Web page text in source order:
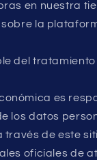
en nuestra
la
del
es
los datos
través de este
oficiales de